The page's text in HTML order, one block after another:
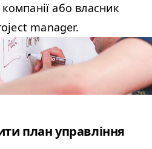
або власник
manager.
план управління